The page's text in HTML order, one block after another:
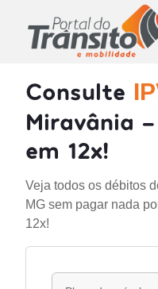
Consulte
Miravânia -
em 12x!
Veja todos os débitos
MG sem pagar nada
12x!